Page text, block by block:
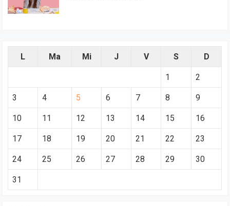
L Ma Mi J V S D
1 2
3 4 5 6 7 8 9
10 11 12 13 14 15 16
17 18 19 20 21 22 23
24 25 26 27 28 29 30
31